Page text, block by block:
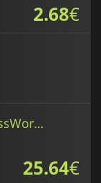
2.68€
Sonic Racing CrossWorlds
25.64€